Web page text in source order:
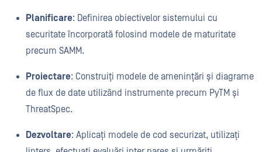
Planificare: Definirea obiectivelor sistemului cu
securitate încorporată folosind modele de maturitate
precum SAMM.
Proiectare: Construiți modele de amenințări și diagrame
de flux de date utilizând instrumente precum PyTM și
ThreatSpec.
Dezvoltare: Aplicați modele de cod securizat, utilizați